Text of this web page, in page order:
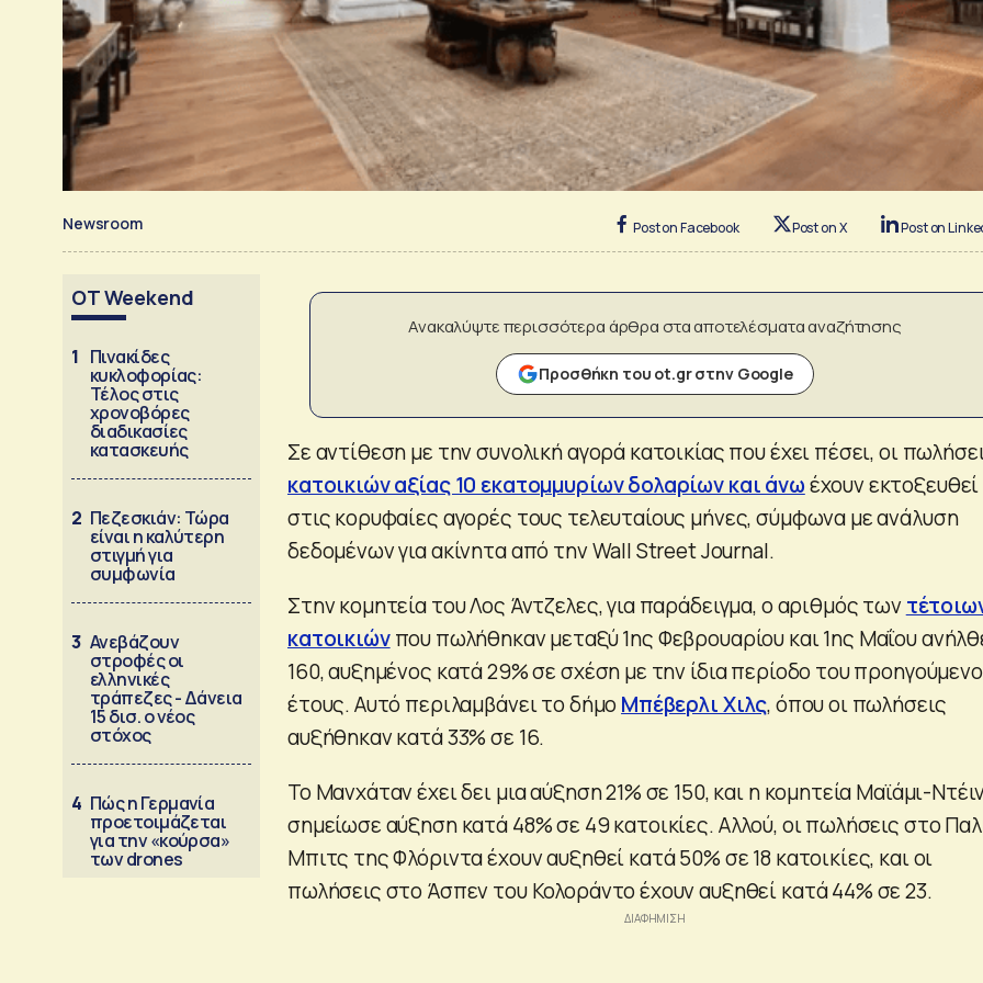
Newsroom Post on Facebook Post on X Post on
OT Weekend
1 Πινακίδες
κυκλοφορίας:
Τέλος στις
χρονοβόρες
διαδικασίες
κατασκευής
2 Πεζεσκιάν: Τώρα
είναι η καλύτερη
στιγμή για
συμφωνία
3 Ανεβάζουν
στροφές οι
ελληνικές
τράπεζες - Δάνεια
15 δισ. ο νέος
στόχος
4 Πώς η Γερμανία
προετοιμάζεται
για την «κούρσα»
των drones
Ανακαλύψτε περισσότερα άρθρα στα αποτελέσματα αναζήτησης
Προσθήκη του ot.gr στην Google
Σε αντίθεση με την συνολική αγορά κατοικίας που έχει πέσει, οι
κατοικιών αξίας 10 εκατομμυρίων δολαρίων και άνωέχουν εκτοξευθεί
στις κορυφαίες αγορές τους τελευταίους μήνες, σύμφωνα με ανάλυση
δεδομένων για ακίνητα από την Wall Street Journal.
Στην κομητεία του Λος Άντζελες, για παράδειγμα, ο αριθμός των
κατοικιώνπου πωλήθηκαν μεταξύ 1ης Φεβρουαρίου και 1ης Μαΐου
160, αυξημένος κατά 29% σε σχέση με την ίδια περίοδο του
έτους. Αυτό περιλαμβάνει το δήμοΜπέβερλι Χιλς, όπου οι πωλήσεις
αυξήθηκαν κατά 33% σε 16.
Το Μανχάταν έχει δει μια αύξηση 21% σε 150, και η κομητεία Μαϊάμι-
σημείωσε αύξηση κατά 48% σε 49 κατοικίες. Αλλού, οι πωλήσεις στο
Μπιτς της Φλόριντα έχουν αυξηθεί κατά 50% σε 18 κατοικίες, και οι
πωλήσεις στο Άσπεν του Κολοράντο έχουν αυξηθεί κατά 44% σε 23.